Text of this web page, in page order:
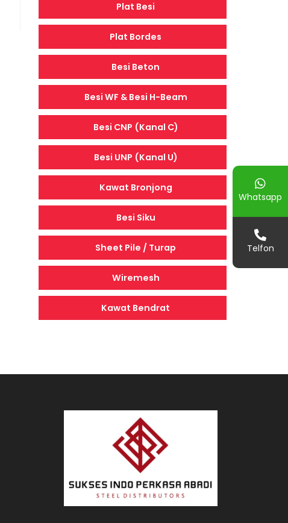
Plat Besi
Plat Bordes
Besi Beton
Besi WF & Besi H-Beam
Besi CNP (Kanal C)
Besi UNP (Kanal U)
Kawat Bronjong
Besi Siku
Sheet Pile / Turap
Wiremesh
Kawat Bendrat
Whatsapp
Telfon